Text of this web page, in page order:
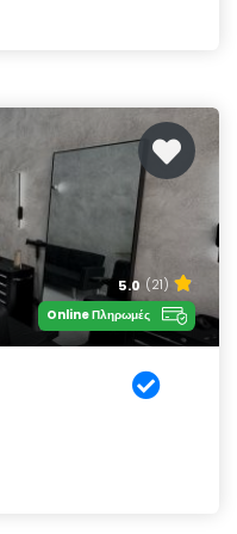
5.0 (21)
Online Πληρωμές